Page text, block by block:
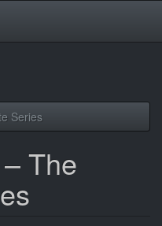
Series
The